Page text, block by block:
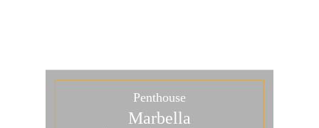
Penthouse
Marbella